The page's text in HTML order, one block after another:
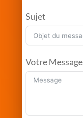
Sujet
Votre Message